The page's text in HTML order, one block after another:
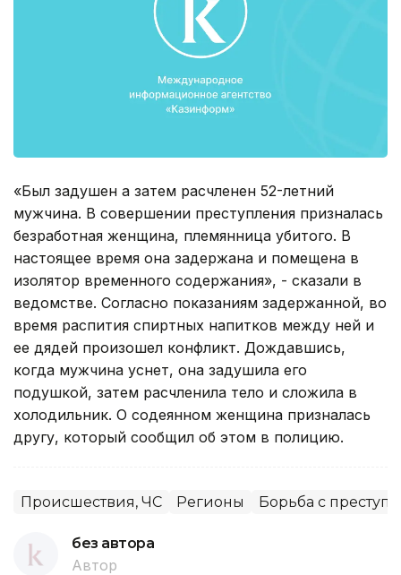
«Был задушен а затем расчленен 52-летний
мужчина. В совершении преступления призналась
безработная женщина, племянница убитого. В
настоящее время она задержана и помещена в
изолятор временного содержания», - сказали в
ведомстве. Согласно показаниям задержанной, во
время распития спиртных напитков между ней и
ее дядей произошел конфликт. Дождавшись,
когда мужчина уснет, она задушила его
подушкой, затем расчленила тело и сложила в
холодильник. О содеянном женщина призналась
другу, который сообщил об этом в полицию.
Происшествия, ЧС Регионы Борьба с
без автора
Автор